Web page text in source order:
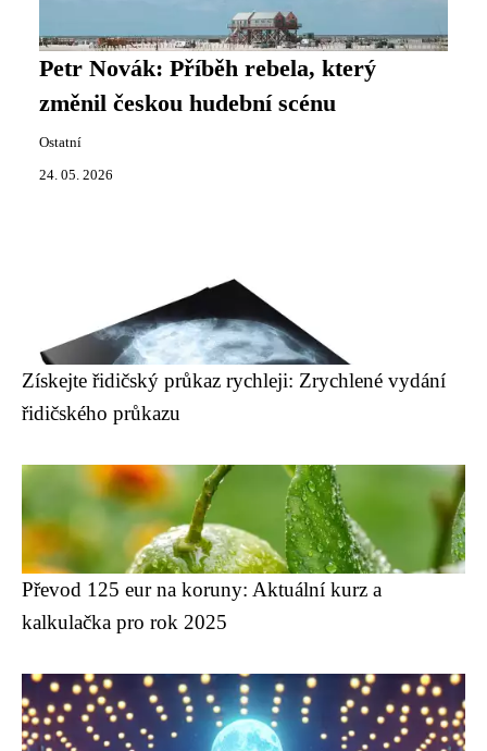
Petr Novák: Příběh rebela, který
změnil českou hudební scénu
Ostatní
24. 05. 2026
Získejte řidičský průkaz rychleji: Zrychlené vydání
řidičského průkazu
Převod 125 eur na koruny: Aktuální kurz a
kalkulačka pro rok 2025